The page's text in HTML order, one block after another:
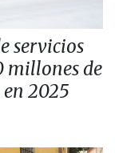
servicios
millones de
en 2025